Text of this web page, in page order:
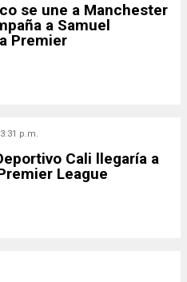
se une a Manchester
a Samuel
Premier
p.m.
Cali llegaría a
League